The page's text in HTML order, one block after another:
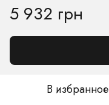
5 932 грн
В избранное